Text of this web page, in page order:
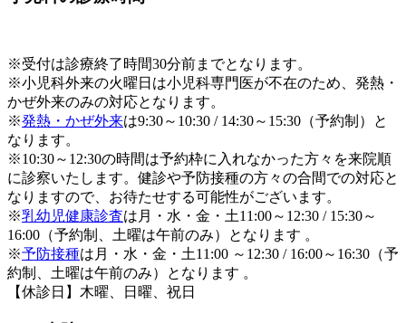
※受付は診療終了時間30分前までとなります。
※小児科外来の火曜日は小児科専門医が不在のため、発熱・
かぜ外来のみの対応となります。
※発熱・かぜ外来は9:30～10:30 / 14:30～15:30（予約制）と
なります。
※10:30～12:30の時間は予約枠に入れなかった方々を来院順
に診察いたします。健診や予防接種の方々の合間での対応と
なりますので、お待たせする可能性がございます。
※乳幼児健康診査は月・水・金・土11:00～12:30 / 15:30～
16:00（予約制、土曜は午前のみ）となります 。
※予防接種は月・水・金・土11:00 ～12:30 / 16:00～16:30（予
約制、土曜は午前のみ）となります 。
【休診日】木曜、日曜、祝日